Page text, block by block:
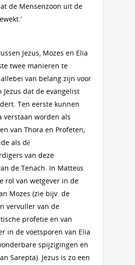
de Mensenzoon uit de
Jezus, Mozes en Elia
twee manieren te
van belang zijn voor
Jezus dat de evangelist
Ten eerste kunnen
verstaan worden als
van Thora en Profeten;
als dé
van deze
de Tenach. In Matteüs
rol van wetgever in de
Mozes (zie bijv. de
vervuller van de
profetie en van
in de voetsporen van Elia
spijzigingen en
Sarepta). Jezus is zo een